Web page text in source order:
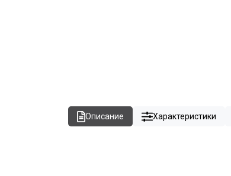
Описание Характеристики